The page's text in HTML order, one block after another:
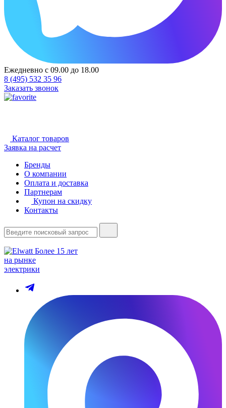
Ежедневно с 09.00 до 18.00
8 (495) 532 35 96
Заказать звонок
Каталог товаров
Заявка на расчет
Бренды
О компании
Оплата и доставка
Партнерам
Купон на скидку
Контакты
Более 15 лет
на рынке
электрики